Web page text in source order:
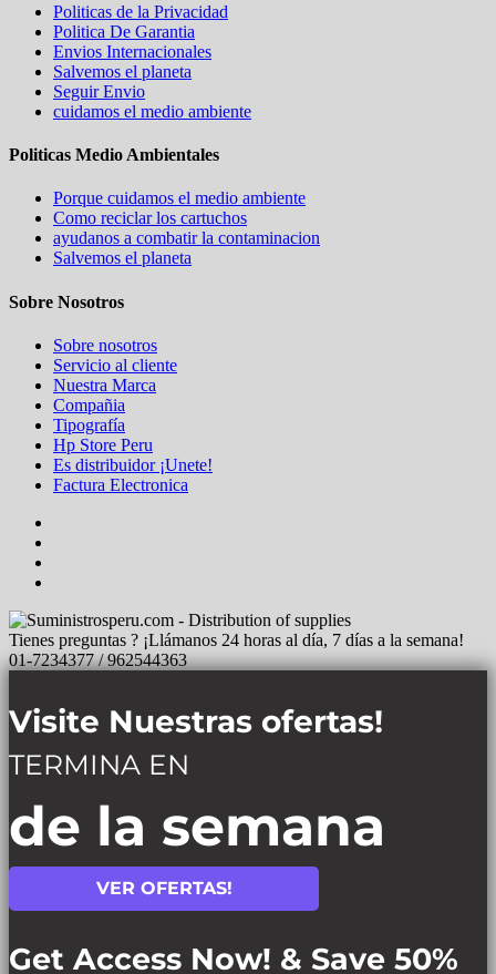
Politicas de la Privacidad
Politica De Garantia
Envios Internacionales
Salvemos el planeta
Seguir Envio
cuidamos el medio ambiente
Politicas Medio Ambientales
Porque cuidamos el medio ambiente
Como reciclar los cartuchos
ayudanos a combatir la contaminacion
Salvemos el planeta
Sobre Nosotros
Sobre nosotros
Servicio al cliente
Nuestra Marca
Compañia
Tipografía
Hp Store Peru
Es distribuidor ¡Unete!
Factura Electronica
Tienes preguntas ? ¡Llámanos 24 horas al día, 7 días a la semana!
01-7234377 / 962544363
Visite Nuestras ofertas!
TERMINA EN
de la semana
VER OFERTAS!
Get Access Now! & Save 50%